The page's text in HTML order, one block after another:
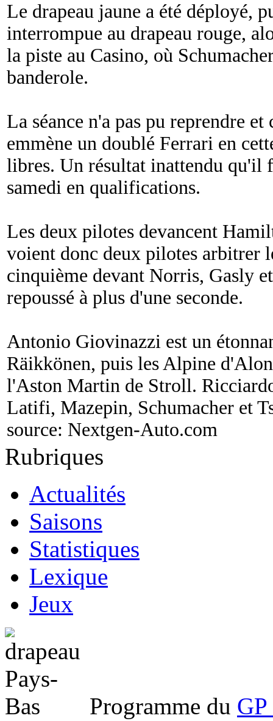
Le drapeau jaune a été déployé,
interrompue au drapeau rouge,
la piste au Casino, où
banderole.
La séance n'a pas pu reprendre
emmène un doublé Ferrari en
libres. Un résultat inattendu qu'il
samedi en qualifications.
Les deux pilotes devancent
voient donc deux pilotes arbitrer
cinquième devant Norris, Gasly
repoussé à plus d'une seconde.
Antonio Giovinazzi est un
Räikkönen, puis les Alpine
l'Aston Martin de Stroll.
Latifi, Mazepin, Schumacher et
source: Nextgen-Auto.com
Rubriques
Actualités
Saisons
Statistiques
Lexique
Jeux
Programme du